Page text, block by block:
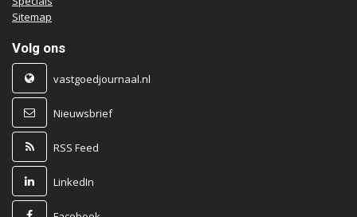
Sitemap
Volg ons
vastgoedjournaal.nl
Nieuwsbrief
RSS Feed
LinkedIn